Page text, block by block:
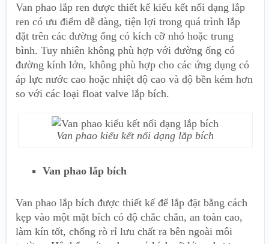
Van phao lắp ren được thiết kế kiểu kết nối dạng lắp
ren có ưu điểm dễ dàng, tiện lợi trong quá trình lắp
đặt trên các đường ống có kích cỡ nhỏ hoặc trung
bình. Tuy nhiên không phù hợp với đường ống có
đường kính lớn, không phù hợp cho các ứng dụng có
áp lực nước cao hoặc nhiệt độ cao và độ bền kém hơn
so với các loại float valve lắp bích.
Van phao kiểu kết nối dạng lắp bích
Van phao lắp bích
Van phao lắp bích được thiết kế để lắp đặt bằng cách
kẹp vào một mặt bích có độ chắc chắn, an toàn cao,
làm kín tốt, chống rò rỉ lưu chất ra bên ngoài môi